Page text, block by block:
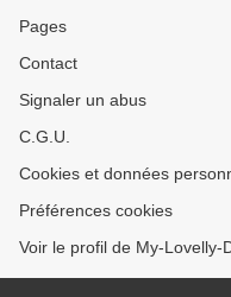
Pages
Contact
Signaler un abus
C.G.U.
Cookies et données
Préférences cookies
Voir le profil de My-Lovelly-